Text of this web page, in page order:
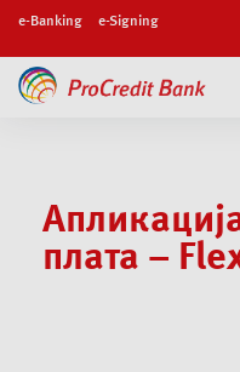
e-Banking e-Signing
плата –